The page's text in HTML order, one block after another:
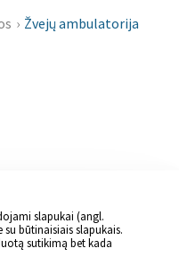
› Žvejų ambulatorija
slapukai (angl.
būtinaisiais slapukais.
sutikimą bet kada